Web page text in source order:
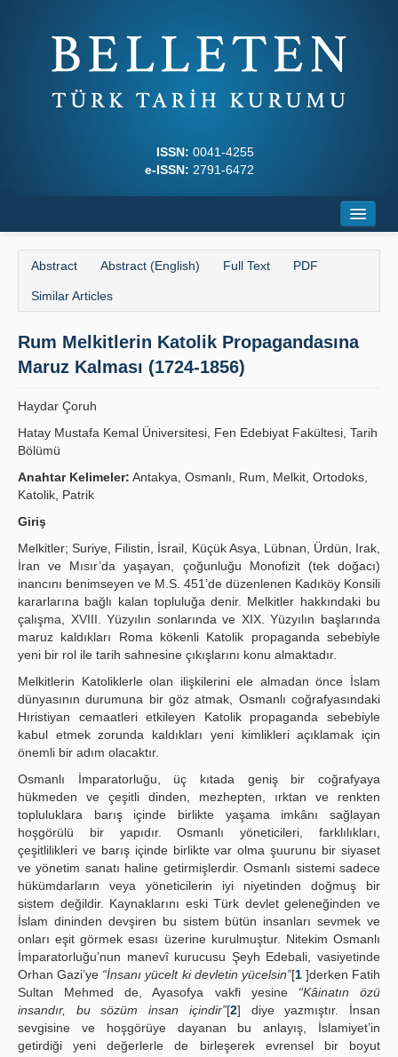
ISSN: 0041-4255
e-ISSN: 2791-6472
Journal Boards
Writing Rules
Guidelines
Contact Us
Abstract Abstract (English) Full Text PDF
Similar Articles
Rum Melkitlerin Katolik Propagandasına
Maruz Kalması (1724-1856)
Haydar Çoruh
Hatay Mustafa Kemal Üniversitesi, Fen Edebiyat Fakültesi, Tarih
Bölümü
Anahtar Kelimeler: Antakya, Osmanlı, Rum, Melkit, Ortodoks,
Katolik, Patrik
Giriş
Melkitler; Suriye, Filistin, İsrail, Küçük Asya, Lübnan, Ürdün, Irak,
İran ve Mısır’da yaşayan, çoğunluğu Monofizit (tek doğacı)
inancını benimseyen ve M.S. 451’de düzenlenen Kadıköy Konsili
kararlarına bağlı kalan topluluğa denir. Melkitler hakkındaki bu
çalışma, XVIII. Yüzyılın sonlarında ve XIX. Yüzyılın başlarında
maruz kaldıkları Roma kökenli Katolik propaganda sebebiyle
yeni bir rol ile tarih sahnesine çıkışlarını konu almaktadır.
Melkitlerin Katoliklerle olan ilişkilerini ele almadan önce İslam
dünyasının durumuna bir göz atmak, Osmanlı coğrafyasındaki
Hıristiyan cemaatleri etkileyen Katolik propaganda sebebiyle
kabul etmek zorunda kaldıkları yeni kimlikleri açıklamak için
önemli bir adım olacaktır.
Osmanlı İmparatorluğu, üç kıtada geniş bir coğrafyaya
hükmeden ve çeşitli dinden, mezhepten, ırktan ve renkten
topluluklara barış içinde birlikte yaşama imkânı sağlayan
hoşgörülü bir yapıdır. Osmanlı yöneticileri, farklılıkları,
çeşitlilikleri ve barış içinde birlikte var olma şuurunu bir siyaset
ve yönetim sanatı haline getirmişlerdir. Osmanlı sistemi sadece
hükümdarların veya yöneticilerin iyi niyetinden doğmuş bir
sistem değildir. Kaynaklarını eski Türk devlet geleneğinden ve
İslam dininden devşiren bu sistem bütün insanları sevmek ve
onları eşit görmek esası üzerine kurulmuştur. Nitekim Osmanlı
İmparatorluğu’nun manevî kurucusu Şeyh Edebali, vasiyetinde
Orhan Gazi’ye “İnsanı yücelt ki devletin yücelsin”[1]derken Fatih
Sultan Mehmed de, Ayasofya vakfi yesine “Kâinatın özü
insandır, bu sözüm insan içindir”[2] diye yazmıştır. İnsan
sevgisine ve hoşgörüye dayanan bu anlayış, İslamiyet’in
getirdiği yeni değerlerle de birleşerek evrensel bir boyut